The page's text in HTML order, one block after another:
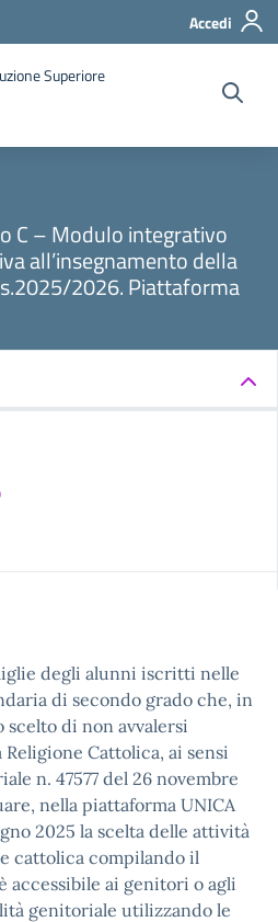
Accedi
Superiore
C – Modulo integrativo
all’insegnamento della
2026. Piattaforma
degli alunni iscritti nelle
di secondo grado che, in
di non avvalersi
Religione Cattolica, ai sensi
n. 47577 del 26 novembre
nella piattaforma UNICA
2025 la scelta delle attività
cattolica compilando il
accessibile ai genitori o agli
genitoriale utilizzando le